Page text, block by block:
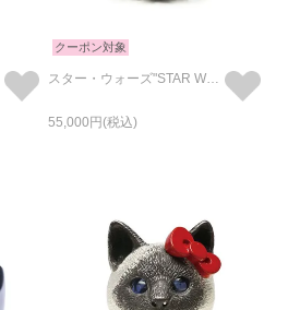
クーポン対象
スター・ウォーズ"STAR WARS™"ダース・ベイダー デスマスク リング/指輪
55,000